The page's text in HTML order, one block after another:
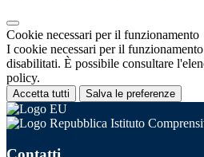
Cookie necessari per il funzionamento
I cookie necessari per il
disabilitati. È possibile consultare
policy.
Accetta tutti Salva le preferenze
Istituto